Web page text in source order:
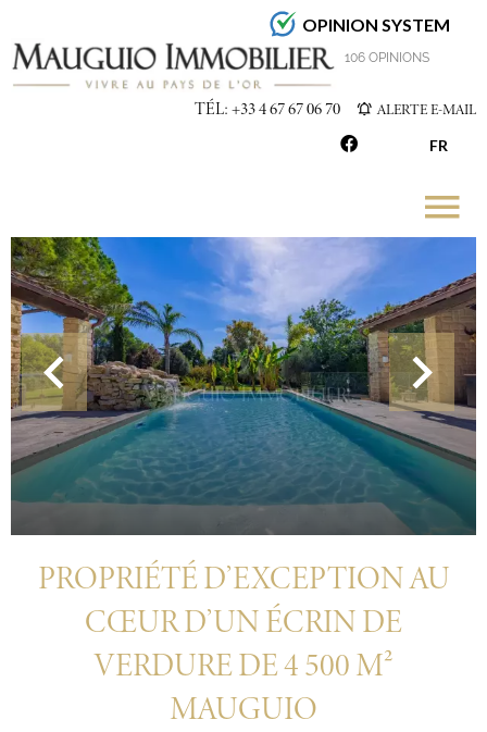
OPINION SYSTEM
4.7/5 106 OPINIONS
TÉL: +33 4 67 67 06 70 ALERTE E-MAIL
FR
PROPRIÉTÉ D’EXCEPTION AU
CŒUR D’UN ÉCRIN DE
VERDURE DE 4 500 M²
MAUGUIO